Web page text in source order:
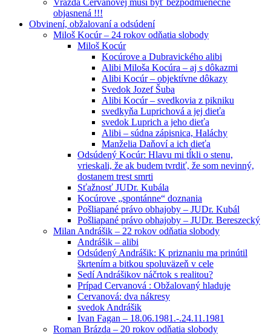
objasnená !!!
Obvinení, obžalovaní a odsúdení
Miloš Kocúr – 24 rokov odňatia slobody
Miloš Kocúr
Kocúrove a Dubravického alibi
Alibi Miloša Kocúra – aj s dôkazmi
Alibi Kocúr – objektívne dôkazy
Svedok Jozef Šuba
Alibi Kocúr – svedkovia z pikniku
svedkyňa Luprichová a jej dieťa
svedok Luprich a jeho dieťa
Alibi – súdna zápisnica, Haláchy
Manželia Daňoví a ich dieťa
Odsúdený Kocúr: Hlavu mi tĺkli o stenu,
vrieskali, že ak budem tvrdiť, že som nevinný,
dostanem trest smrti
Sťažnosť JUDr. Kubála
Kocúrove „spontánne“ doznania
Pošliapané právo obhajoby – JUDr. Kubál
Pošliapané právo obhajoby – JUDr. Bereszecký
Milan Andrášik – 22 rokov odňatia slobody
Andrášik – alibi
Odsúdený Andrášik: K priznaniu ma prinútil
škrtením a bitkou spoluväzeň v cele
Sedí Andrášikov náčrtok s realitou?
Prípad Cervanová : Obžalovaný hladuje
Cervanová: dva nákresy
svedok Andrášik
Ivan Fagan – 18.06.1981.-.24.11.1981
Roman Brázda – 20 rokov odňatia slobody